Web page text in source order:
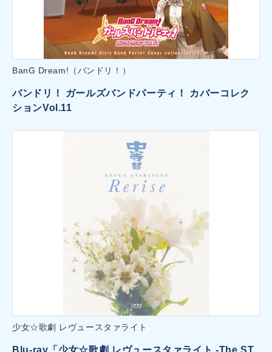
BanG Dream!（バンドリ！）
バンドリ！ ガールズバンドパーティ！ カバーコレク
ションVol.11
少女☆歌劇 レヴュースタァライト
Blu-ray「少女☆歌劇 レヴュースタァライト -The ST